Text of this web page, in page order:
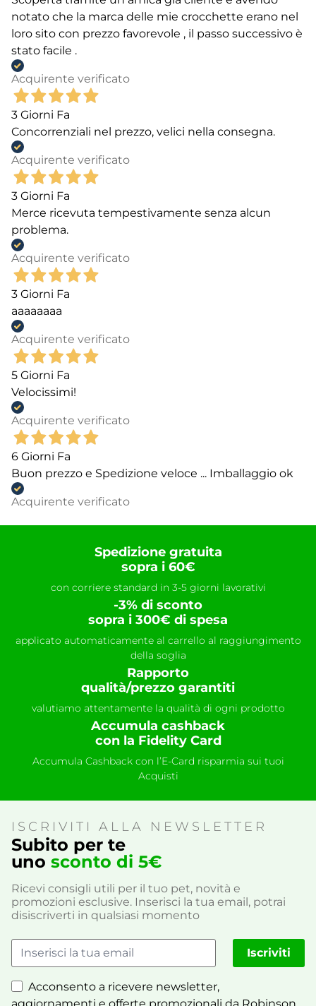
notato che la marca delle mie crocchette erano nel
loro sito con prezzo favorevole , il passo successivo è
stato facile .
Acquirente verificato
3 Giorni Fa
Concorrenziali nel prezzo, velici nella consegna.
Acquirente verificato
3 Giorni Fa
Merce ricevuta tempestivamente senza alcun
problema.
Acquirente verificato
3 Giorni Fa
aaaaaaaa
Acquirente verificato
5 Giorni Fa
Velocissimi!
Acquirente verificato
6 Giorni Fa
Buon prezzo e Spedizione veloce ... Imballaggio ok
Acquirente verificato
Spedizione gratuita
sopra i 60€
con corriere standard in 3-5 giorni lavorativi
-3% di sconto
sopra i 300€ di spesa
applicato automaticamente al carrello al raggiungimento
della soglia
Rapporto
qualità/prezzo garantiti
valutiamo attentamente la qualità di ogni prodotto
Accumula cashback
con la Fidelity Card
Accumula Cashback con l’E-Card risparmia sui tuoi
Acquisti
ISCRIVITI ALLA NEWSLETTER
Subito per te
uno sconto di 5€
Ricevi consigli utili per il tuo pet, novità e
promozioni esclusive. Inserisci la tua email, potrai
disiscriverti in qualsiasi momento
Acconsento a ricevere newsletter,
Iscriviti